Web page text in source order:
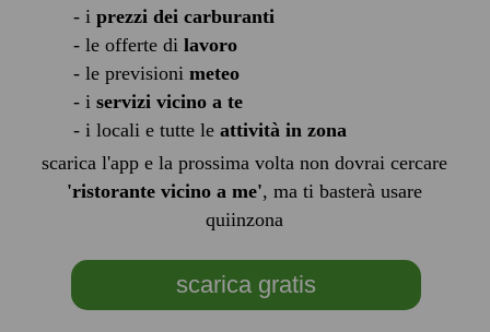
- i prezzi dei carburanti
- le offerte di lavoro
- le previsioni meteo
- i servizi vicino a te
- i locali e tutte le attività in zona
scarica l'app e la prossima volta non dovrai cercare
'ristorante vicino a me', ma ti basterà usare
quiinzona
scarica gratis